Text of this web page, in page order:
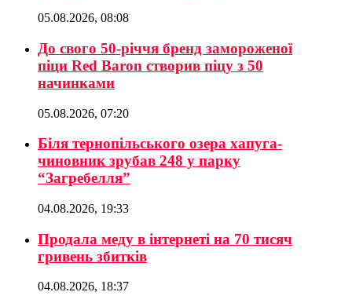
05.08.2026, 08:08
До свого 50-річчя бренд замороженої
піци Red Baron створив піцу з 50
начинками
05.08.2026, 07:20
Біля тернопільського озера хапуга-
чиновник зрубав 248 у парку
“Загребелля”
04.08.2026, 19:33
Продала меду в інтернеті на 70 тисяч
гривень збитків
04.08.2026, 18:37